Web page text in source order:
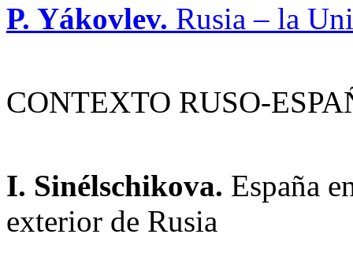
P. Yákovlev. Rusia – la
CONTEXTO RUSO-
I. Sinélschikova. España
exterior de Rusia